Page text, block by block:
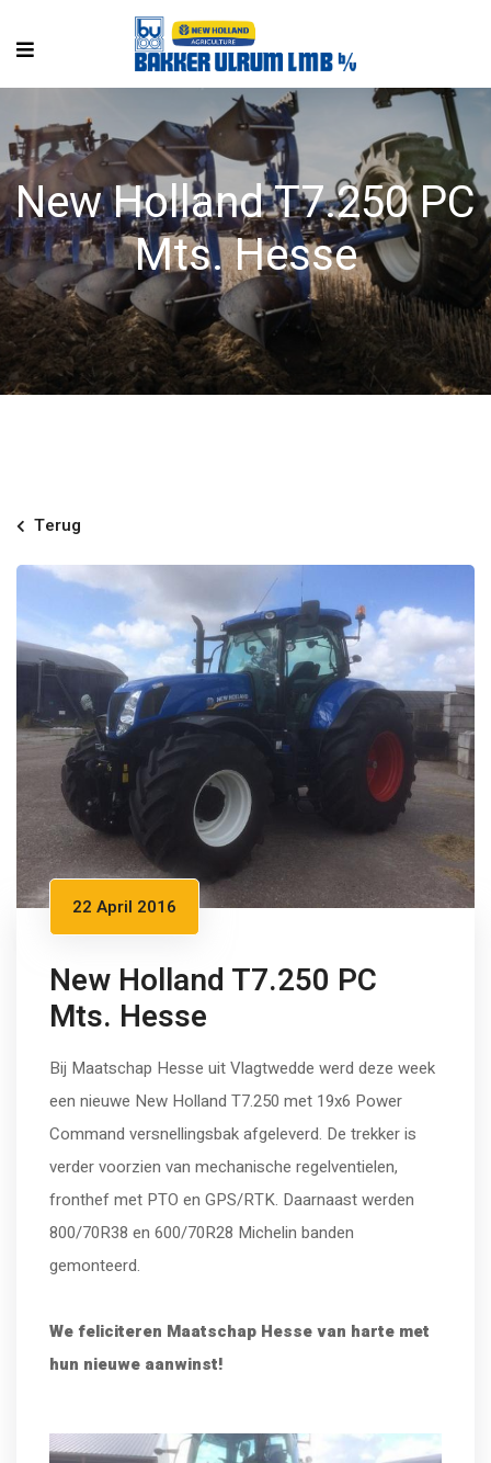
New Holland T7.250 PC
Mts. Hesse
Terug
22 April 2016
New Holland T7.250 PC
Mts. Hesse
Bij Maatschap Hesse uit Vlagtwedde werd deze week
een nieuwe New Holland T7.250 met 19x6 Power
Command versnellingsbak afgeleverd. De trekker is
verder voorzien van mechanische regelventielen,
fronthef met PTO en GPS/RTK. Daarnaast werden
800/70R38 en 600/70R28 Michelin banden
gemonteerd.
We feliciteren Maatschap Hesse van harte met
hun nieuwe aanwinst!